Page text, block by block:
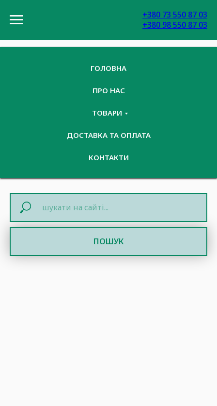
+380 73 550 87 03
+380 98 550 87 03
ГОЛОВНА
ПРО НАС
ТОВАРИ
ДОСТАВКА ТА ОПЛАТА
КОНТАКТИ
ПОШУК